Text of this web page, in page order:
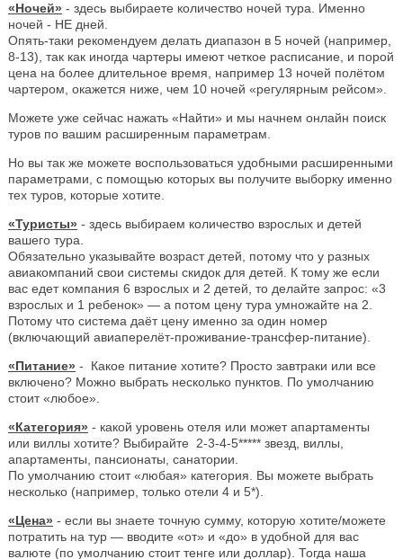
«Ночей» - здесь выбираете количество ночей тура. Именно
ночей - НЕ дней.
Опять-таки рекомендуем делать диапазон в 5 ночей (например,
8-13), так как иногда чартеры имеют четкое расписание, и порой
цена на более длительное время, например 13 ночей полётом
чартером, окажется ниже, чем 10 ночей «регулярным рейсом».
Можете уже сейчас нажать «Найти» и мы начнем онлайн поиск
туров по вашим расширенным параметрам.
Но вы так же можете воспользоваться удобными расширенными
параметрами, с помощью которых вы получите выборку именно
тех туров, которые хотите.
«Туристы» - здесь выбираем количество взрослых и детей
вашего тура.
Обязательно указывайте возраст детей, потому что у разных
авиакомпаний свои системы скидок для детей. К тому же если
вас едет компания 6 взрослых и 2 детей, то делайте запрос: «3
взрослых и 1 ребенок» — а потом цену тура умножайте на 2.
Потому что система даёт цену именно за один номер
(включающий авиаперелёт-проживание-трансфер-питание).
«Питание» - Какое питание хотите? Просто завтраки или все
включено? Можно выбрать несколько пунктов. По умолчанию
стоит «любое».
«Категория» - какой уровень отеля или может апартаменты
или виллы хотите? Выбирайте 2-3-4-5***** звезд, виллы,
апартаменты, пансионаты, санатории.
По умолчанию стоит «любая» категория. Вы можете выбрать
несколько (например, только отели 4 и 5*).
«Цена» - если вы знаете точную сумму, которую хотите/можете
потратить на тур — вводите «от» и «до» в удобной для вас
валюте (по умолчанию стоит тенге или доллар). Тогда наша